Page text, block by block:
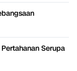
Serupa